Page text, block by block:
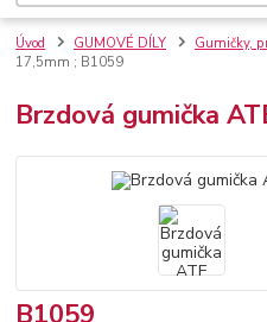
Úvod GUMOVÉ DÍLY Gumičky,
17,5mm ; B1059
Brzdová gumička
B1059